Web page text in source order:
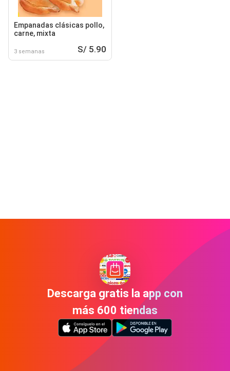
Empanadas clásicas pollo,
carne, mixta
3 semanas S/ 5.90
Descarga gratis la app con
más 600 tiendas